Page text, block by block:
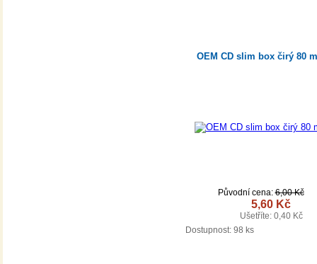
OEM CD slim box čirý 80
Původní cena:6,00 Kč
5,60 Kč
Ušetříte: 0,40 Kč
Dostupnost: 98 ks